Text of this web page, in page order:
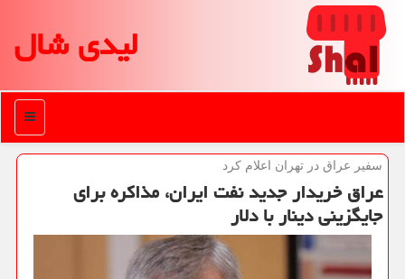
لیدی شال
منو
سفیر عراق در تهران اعلام كرد
عراق خریدار جدید نفت ایران، مذاكره برای
جایگزینی دینار با دلار